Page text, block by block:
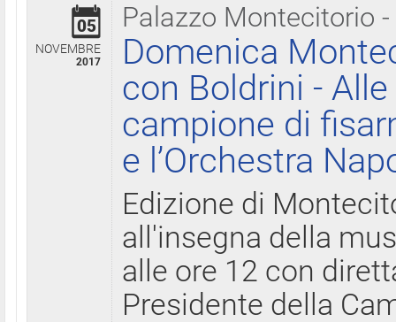
Palazzo Montecitorio
05
NOVEMBRE
2017
Domenica
con Boldrini -
campione di
e l’Orchestra
Edizione di
all'insegna della
alle ore 12 con
Presidente della